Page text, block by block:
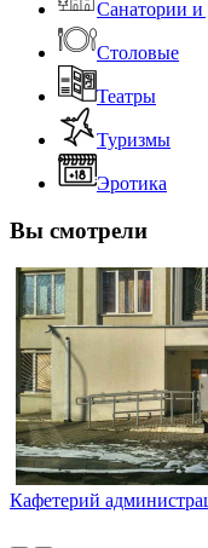
Санатории и
Столовые
Театры
Туризмы
Эротика
Вы смотрели
Кафетерий